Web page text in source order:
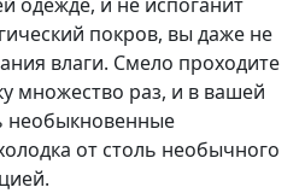
покров, вы даже не
влаги. Смело проходите
множество раз, и в вашей
необыкновенные
от столь необычного